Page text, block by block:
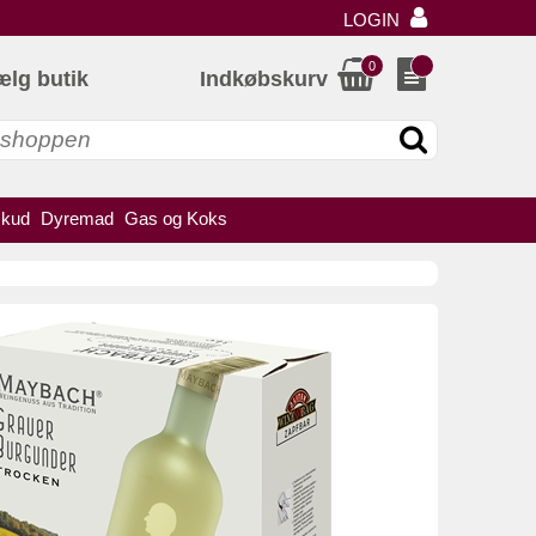
LOGIN
butik
Dyremad Gas og Koks
Indkøbskurv
0